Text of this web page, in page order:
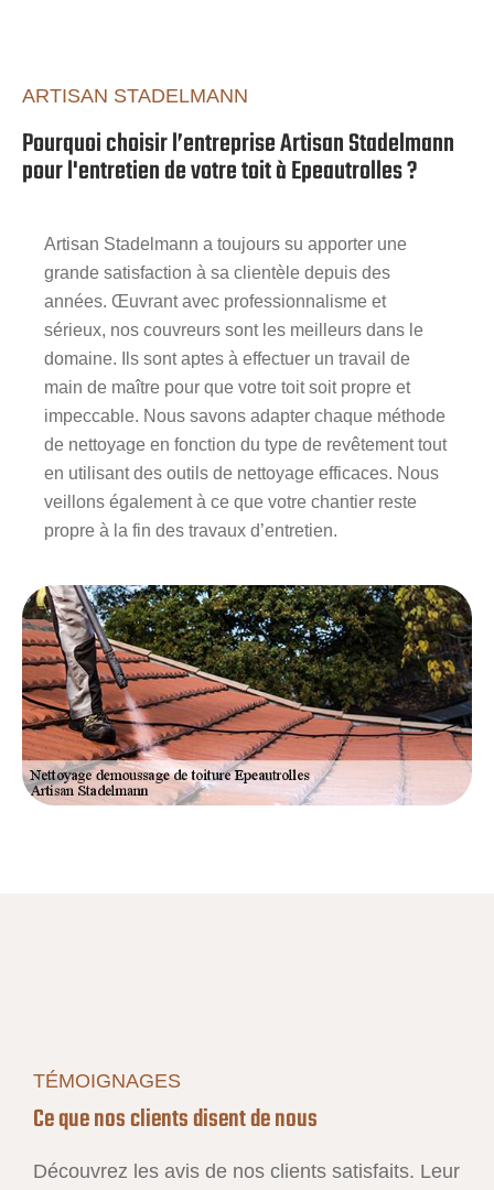
ARTISAN STADELMANN
Pourquoi choisir l’entreprise Artisan Stadelmann
pour l'entretien de votre toit à Epeautrolles ?
Artisan Stadelmann a toujours su apporter une
grande satisfaction à sa clientèle depuis des
années. Œuvrant avec professionnalisme et
sérieux, nos couvreurs sont les meilleurs dans le
domaine. Ils sont aptes à effectuer un travail de
main de maître pour que votre toit soit propre et
impeccable. Nous savons adapter chaque méthode
de nettoyage en fonction du type de revêtement tout
en utilisant des outils de nettoyage efficaces. Nous
veillons également à ce que votre chantier reste
propre à la fin des travaux d’entretien.
TÉMOIGNAGES
Ce que nos clients disent de nous
Découvrez les avis de nos clients satisfaits. Leur